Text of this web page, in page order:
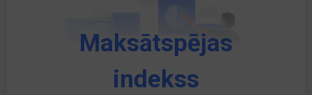
Maksātspējas
indekss